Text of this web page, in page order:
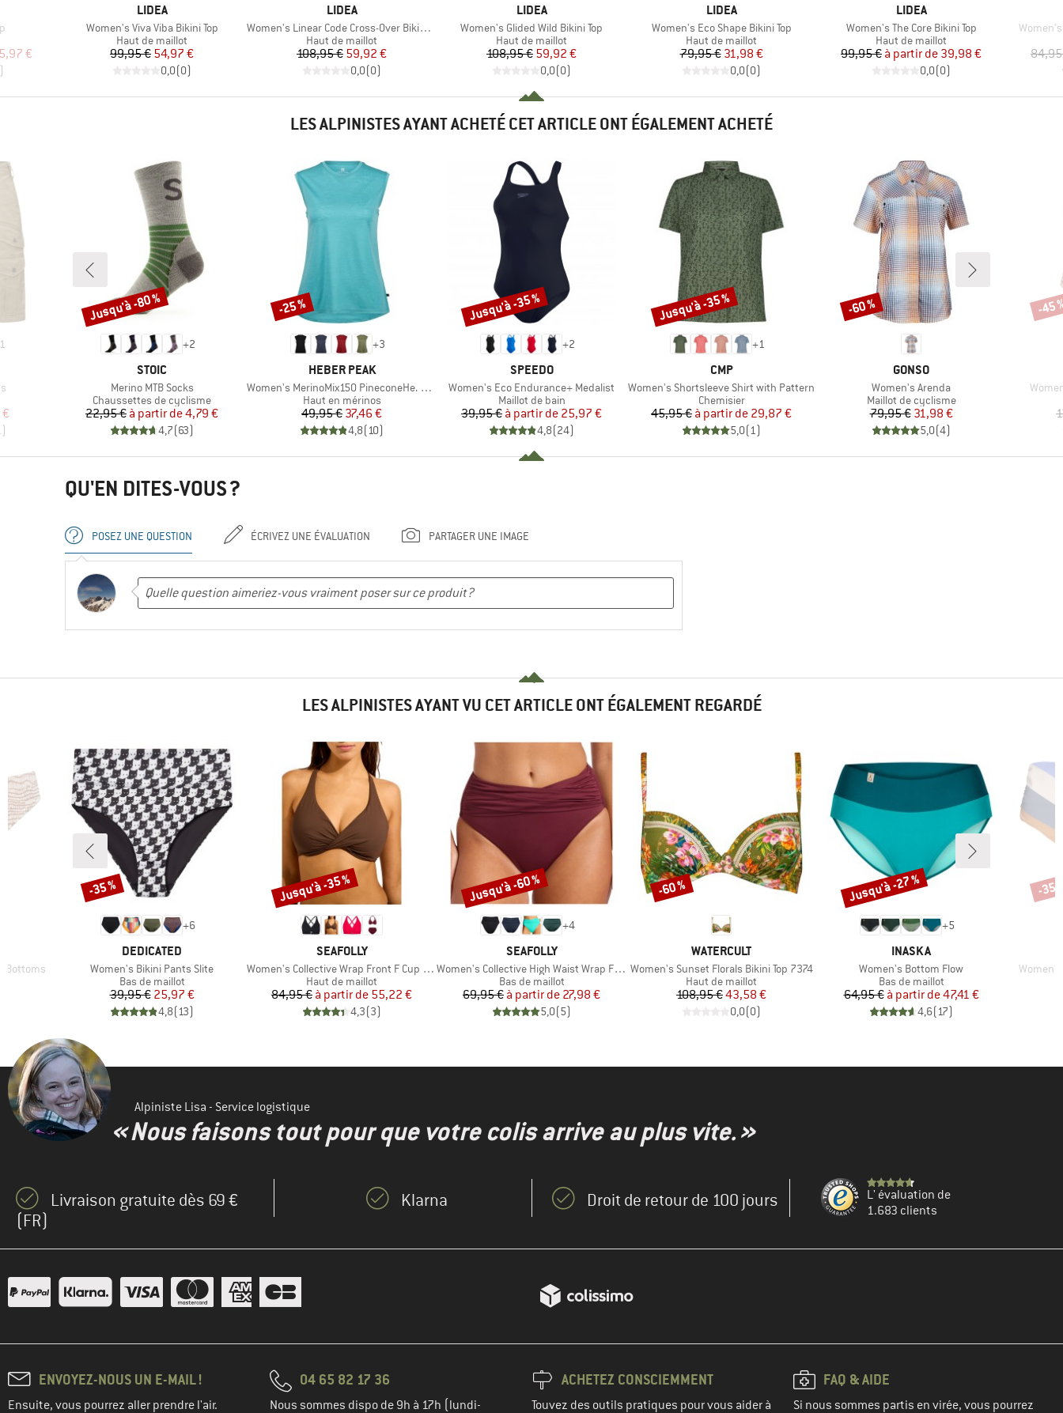
€
MARQUE
LIDEA
Article
Women's Viva Viba Bikini Top
Product group
Haut de maillot
Prix
99,95 €Prix réduit
54,97 €
0,0(0)
MARQUE
LIDEA
Article
Women's Linear Code Cross-Over Bikini Top
Product group
Haut de maillot
Prix
108,95 €Prix réduit
59,92 €
0,0(0)
MARQUE
LIDEA
Article
Women's Glided Wild Bikini Top
Product group
Haut de maillot
Prix
108,95 €Prix réduit
59,92 €
0,0(0)
MARQUE
LIDEA
Article
Women's Eco Shape Bikini Top
Product group
Haut de maillot
Prix
79,95 €Prix réduit
31,98 €
0,0(0)
MARQUE
LIDEA
Article
Women's The Core Bikini Top
Product group
Haut de maillot
Prix
99,95 € Prix réduit
à partir de 39,98 €
0,0(0)
Article
LES ALPINISTES AYANT ACHETÉ CET ARTICLE ONT ÉGALEMENT ACHETÉ
1
)
+2
MARQUE
STOIC
Article
Merino MTB Socks
Product group
Chaussettes de cyclisme
Prix
22,95 € Prix réduit
à partir de4,79 €
4,7(63)
Remise
Jusqu'à -80 %
+3
MARQUE
HEBER PEAK
Article
Women's MerinoMix150 PineconeHe. Loose Tank
Product group
Haut en mérinos
Prix
49,95 €Prix réduit
37,46 €
4,8(10)
Remise
-25 %
+2
MARQUE
SPEEDO
Article
Women's Eco Endurance+ Medalist
Product group
Maillot de bain
Prix
39,95 € Prix réduit
à partir de 25,97 €
4,8(24)
Remise
Jusqu'à -35 %
+1
MARQUE
CMP
Article
Women's Shortsleeve Shirt with Pattern
Product group
Chemisier
Prix
45,95 € Prix réduit
à partir de 29,87 €
5,0(1)
Remise
Jusqu'à -35 %
MARQUE
GONSO
Article
Women's Arenda
Product group
Maillot de cyclisme
Prix
79,95 €Prix réduit
31,98 €
5,0(4)
Remise
-60 %
Article
-45
QU'EN DITES-VOUS ?
POSEZ UNE QUESTION ÉCRIVEZ UNE ÉVALUATION PARTAGER UNE IMAGE
LES ALPINISTES AYANT VU CET ARTICLE ONT ÉGALEMENT REGARDÉ
Bottoms
+6
MARQUE
DEDICATED
Article
Women's Bikini Pants Slite
Product group
Bas de maillot
Prix
39,95 €Prix réduit
25,97 €
4,8(13)
Remise
-35 %
MARQUE
SEAFOLLY
Article
Women's Collective Wrap Front F Cup Bra
Product group
Haut de maillot
Prix
84,95 € Prix réduit
à partir de 55,22 €
4,3(3)
Remise
Jusqu'à -35 %
+4
MARQUE
SEAFOLLY
Article
Women's Collective High Waist Wrap Front Pant
Product group
Bas de maillot
Prix
69,95 € Prix réduit
à partir de 27,98 €
5,0(5)
Remise
Jusqu'à -60 %
MARQUE
WATERCULT
Article
Women's Sunset Florals Bikini Top 7374
Product group
Haut de maillot
Prix
108,95 €Prix réduit
43,58 €
0,0(0)
Remise
-60 %
+5
MARQUE
INASKA
Article
Women's Bottom Flow
Product group
Bas de maillot
Prix
64,95 € Prix réduit
à partir de47,41 €
4,6(17)
Remise
Jusqu'à -27 %
Article
-35
Alpiniste Lisa - Service logistique
« Nous faisons tout pour que votre colis arrive au plus vite. »
Livraison gratuite dès 69 €
(FR)
Klarna Droit de retour de 100 jours
L' évaluation de
1.683 clients
ENVOYEZ-NOUS UN E-MAIL !
Ensuite, vous pourrez aller prendre l'air.
04 65 82 17 36
Nous sommes dispo de 9h à 17h (lundi-
ACHETEZ CONSCIEMMENT
Touvez des outils pratiques pour vous aider à
FAQ & AIDE
Si nous sommes partis en virée, vous pourrez